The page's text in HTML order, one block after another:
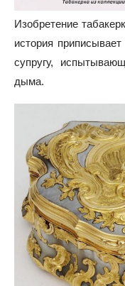
Изобретение
история
супругу,
дыма.